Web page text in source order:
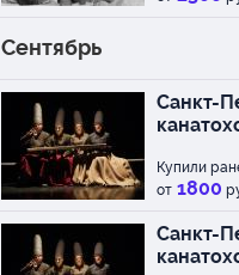
Сентябрь
Санкт-
Купили
от 1800
Санкт-